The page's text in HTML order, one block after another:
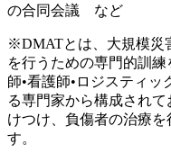
の合同会議 など
※DMATとは、大規模災
を行うための専門的訓
師•看護師•ロジスティ
る専門家から構成され
けつけ、負傷者の治療
す。